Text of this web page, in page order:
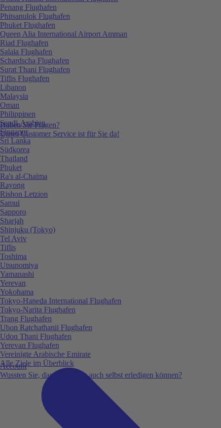
Haben Sie Fragen?
Unser Customer Service ist für Sie da!
Account
Wussten Sie, dass Sie vieles auch selbst erledigen können?
Penang Flughafen
Phitsanulok Flughafen
Phuket Flughafen
Queen Alia International Airport Amman
Riad Flughafen
Salala Flughafen
Schardscha Flughafen
Surat Thani Flughafen
Tiflis Flughafen
Libanon
Malaysia
Oman
Philippinen
Saudi-Arabien
Singapur
Sri Lanka
Südkorea
Thailand
Phuket
Ra's al-Chaima
Rayong
Rishon Letzion
Samui
Sapporo
Sharjah
Shinjuku (Tokyo)
Tel Aviv
Tiflis
Toshima
Utsunomiya
Yamanashi
Yerevan
Yokohama
Tokyo-Haneda International Flughafen
Tokyo-Narita Flughafen
Trang Flughafen
Ubon Ratchathanii Flughafen
Udon Thani Flughafen
Yerevan Flughafen
Vereinigte Arabische Emirate
Alle Ziele im Überblick